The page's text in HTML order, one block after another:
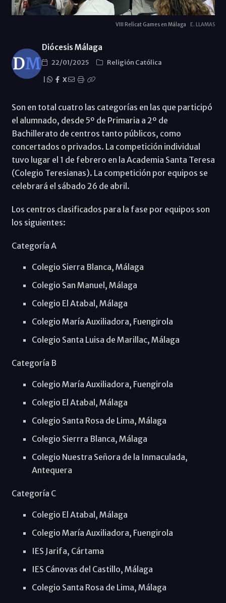
VIII Relicat Games en Málaga E. LLAMAS
Diócesis Málaga
22/01/2025
Religión Católica
X
Son en total cuatro las categorías en las que participó
el alumnado, desde 5º de Primaria a 2º de
Bachillerato de centros tanto públicos, como
concertados o privados. La competición individual
tuvo lugar el 1 de febrero en la Academia Santa Teresa
(Colegio Teresianas). La competición por equipos se
celebrará el sábado 26 de abril.
Los centros clasificados para la fase por equipos son
los siguientes:
Categoría A
Colegio Sierra Blanca, Málaga
Colegio San Manuel, Málaga
Colegio El Atabal, Málaga
Colegio María Auxiliadora, Fuengirola
Colegio Santa Luisa de Marillac, Málaga
Categoría B
Colegio María Auxiliadora, Fuengirola
Colegio El Atabal, Málaga
Colegio Santa Rosa de Lima, Málaga
Colegio Sierrra Blanca, Málaga
Colegio Nuestra Señora de la Inmaculada,
Antequera
Categoría C
Colegio El Atabal, Málaga
Colegio María Auxiliadora, Fuengirola
IES Jarifa, Cártama
IES Cánovas del Castillo, Málaga
Colegio Santa Rosa de Lima, Málaga